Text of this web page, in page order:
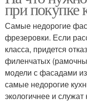
при покупке
Самые недорогие
фрезеровки. Если
класса, придется
филенчатых
модели с фасадами
самые недорогие
экологичнее и